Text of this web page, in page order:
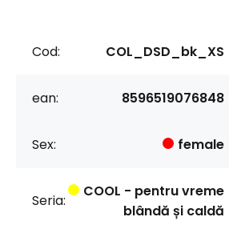
Cod: COL_DSD_bk_XS
ean: 8596519076848
Sex: female
Seria:
COOL - pentru vreme
blândă și caldă